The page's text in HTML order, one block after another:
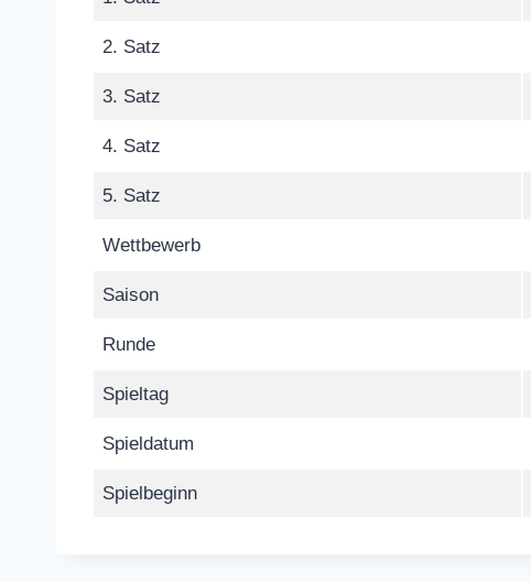
2. Satz
3. Satz
4. Satz
5. Satz
Wettbewerb
Saison
Runde
Spieltag
Spieldatum
Spielbeginn